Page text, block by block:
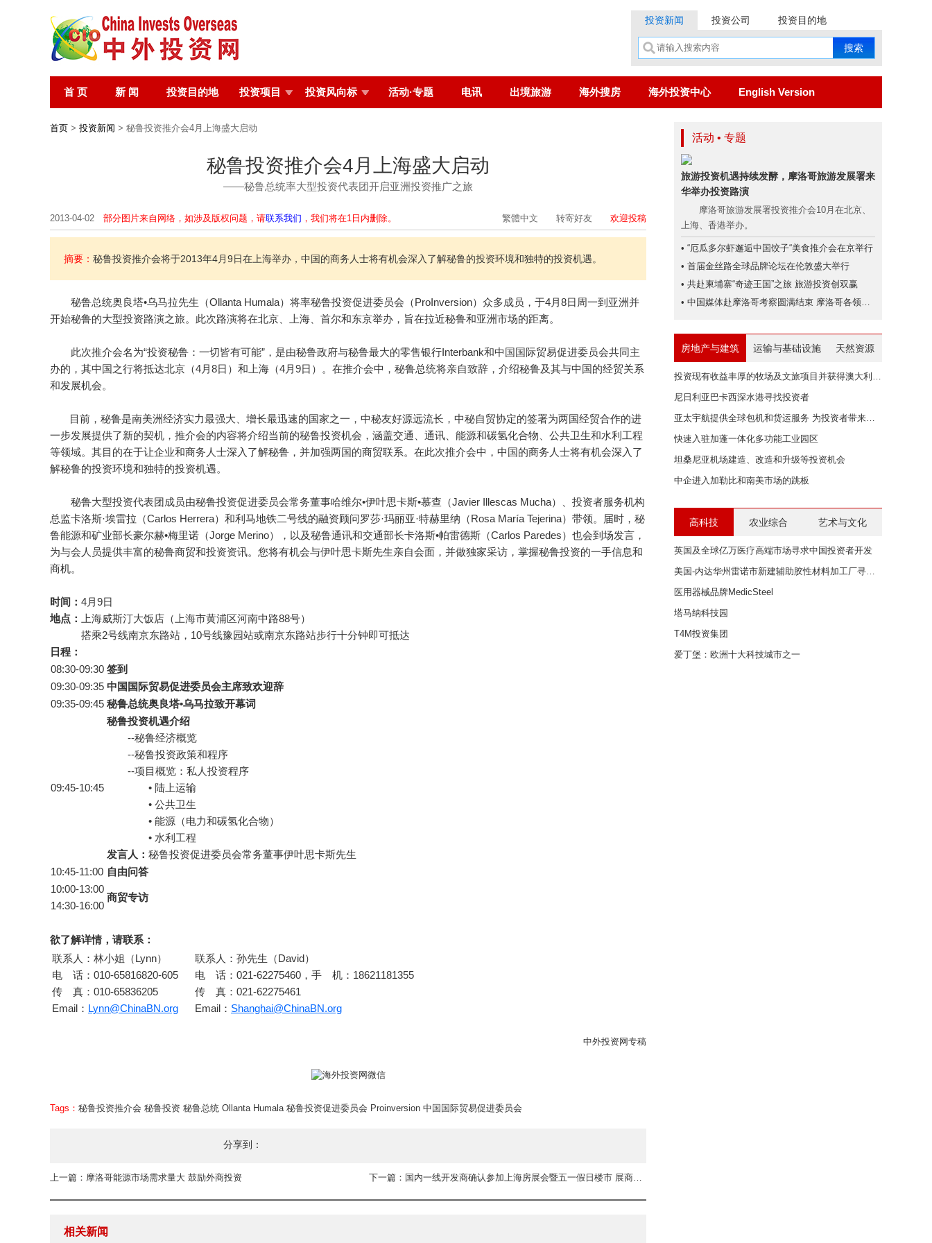
投资新闻 投资公司 投资目的地
首 页 新 闻 投资目的地 投资项目 投资风向标 活动·专题 电讯 出境旅游 海外搜房 海外投资中心 English Version
首页 > 投资新闻 > 秘鲁投资推介会4月上海盛大启动
秘鲁投资推介会4月上海盛大启动
——秘鲁总统率大型投资代表团开启亚洲投资推广之旅
2013-04-02 部分图片来自网络，如涉及版权问题，请联系我们 ，我们将在1日内删除。 繁體中文 转寄好友 欢迎投稿
摘要： 秘鲁投资推介会将于2013年4月9日在上海举办，中国的商务人士将有机会深入了解秘鲁的投资环境和独特的投资机遇。
秘鲁总统奥良塔•乌马拉先生（Ollanta Humala）将率秘鲁投资促进委员会（ProInversion）众多成员，于4月8日周一到亚洲并
开始秘鲁的大型投资路演之旅。此次路演将在北京、上海、首尔和东京举办，旨在拉近秘鲁和亚洲市场的距离。
此次推介会名为“投资秘鲁：一切皆有可能”，是由秘鲁政府与秘鲁最大的零售银行Interbank和中国国际贸易促进委员会共同主
办的，其中国之行将抵达北京（4月8日）和上海（4月9日）。在推介会中，秘鲁总统将亲自致辞，介绍秘鲁及其与中国的经贸关系
和发展机会。
目前，秘鲁是南美洲经济实力最强大、增长最迅速的国家之一，中秘友好源远流长，中秘自贸协定的签署为两国经贸合作的进
一步发展提供了新的契机，推介会的内容将介绍当前的秘鲁投资机会，涵盖交通、通讯、能源和碳氢化合物、公共卫生和水利工程
等领域。其目的在于让企业和商务人士深入了解秘鲁，并加强两国的商贸联系。在此次推介会中，中国的商务人士将有机会深入了
解秘鲁的投资环境和独特的投资机遇。
秘鲁大型投资代表团成员由秘鲁投资促进委员会常务董事哈维尔•伊叶思卡斯•慕查（Javier Illescas Mucha）、投资者服务机构
总监卡洛斯·埃雷拉（Carlos Herrera）和利马地铁二号线的融资顾问罗莎·玛丽亚·特赫里纳（Rosa María Tejerina）带领。届时，秘
鲁能源和矿业部长豪尔赫•梅里诺（Jorge Merino），以及秘鲁通讯和交通部长卡洛斯•帕雷德斯（Carlos Paredes）也会到场发言，
为与会人员提供丰富的秘鲁商贸和投资资讯。您将有机会与伊叶思卡斯先生亲自会面，并做独家采访，掌握秘鲁投资的一手信息和
商机。
时间： 4月9日
地点：
上海威斯汀大饭店（上海市黄浦区河南中路88号）
搭乘2号线南京东路站，10号线豫园站或南京东路站步行十分钟即可抵达
日程：
08:30-09:30 签到
09:30-09:35 中国国际贸易促进委员会主席致欢迎辞
09:35-09:45 秘鲁总统奥良塔•乌马拉致开幕词
09:45-10:45
秘鲁投资机遇介绍
--秘鲁经济概览
--秘鲁投资政策和程序
--项目概览：私人投资程序
• 陆上运输
• 公共卫生
• 能源（电力和碳氢化合物）
• 水利工程
发言人： 秘鲁投资促进委员会常务董事伊叶思卡斯先生
10:45-11:00 自由问答
10:00-13:00
14:30-16:00
商贸专访
欲了解详情，请联系：
联系人：林小姐（Lynn）
电 话：010-65816820-605
传 真：010-65836205
Email： Lynn@ChinaBN.org
联系人：孙先生（David）
电 话：021-62275460，手 机：18621181355
传 真：021-62275461
Email： Shanghai@ChinaBN.org
中外投资网专稿
Tags： 秘鲁投资推介会 秘鲁投资 秘鲁总统 Ollanta Humala 秘鲁投资促进委员会 Proinversion 中国国际贸易促进委员会
分享到：
上一篇：摩洛哥能源市场需求量大 鼓励外商投资 下一篇：国内一线开发商确认参加上海房展会暨五一假日楼市 展商阵容强大
相关新闻
活动 • 专题
旅游投资机遇持续发酵，摩洛哥旅游发展署来
华举办投资路演
摩洛哥旅游发展署投资推介会10月在北京、
上海、香港举办。
• “厄瓜多尔虾邂逅中国饺子“美食推介会在京举行
• 首届金丝路全球品牌论坛在伦敦盛大举行
• 共赴柬埔寨“奇迹王国”之旅 旅游投资创双赢
• 中国媒体赴摩洛哥考察圆满结束 摩洛哥各领域投资潜力大、商机无限
房地产与建筑 运输与基础设施 天然资源
投资现有收益丰厚的牧场及文旅项目并获得澳大利亚身份
尼日利亚巴卡西深水港寻找投资者
亚太宇航提供全球包机和货运服务 为投资者带来无限商机
快速入驻加蓬一体化多功能工业园区
坦桑尼亚机场建造、改造和升级等投资机会
中企进入加勒比和南美市场的跳板
高科技 农业综合 艺术与文化
英国及全球亿万医疗高端市场寻求中国投资者开发
美国-内达华州雷诺市新建辅助胶性材料加工厂寻求中国投资者
医用器械品牌MedicSteel
塔马纳科技园
T4M投资集团
爱丁堡：欧洲十大科技城市之一